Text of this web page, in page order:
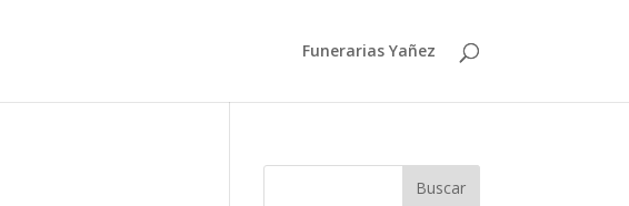
Funerarias Yañez